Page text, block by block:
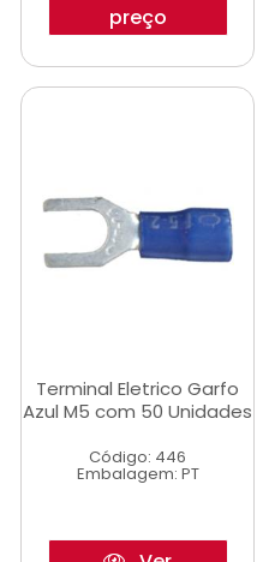
preço
Terminal Eletrico Garfo
Azul M5 com 50 Unidades
Código: 446
Embalagem: PT